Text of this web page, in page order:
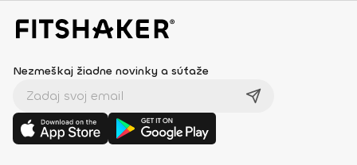
Nezmeškaj žiadne novinky a súťaže